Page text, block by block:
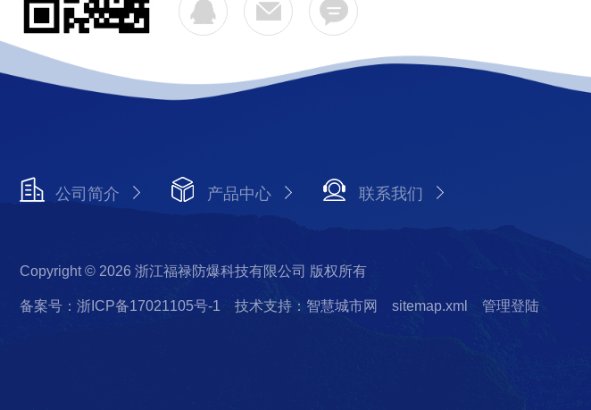
公司简介 产品中心 联系我们
Copyright © 2026 浙江福禄防爆科技有限公司 版权所有
备案号：浙ICP备17021105号-1 技术支持：智慧城市网 sitemap.xml 管理登陆